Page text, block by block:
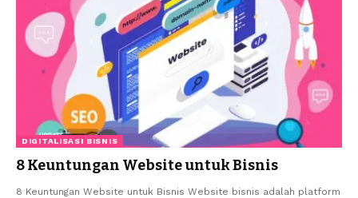
DIGITALISASI BISNIS
8 Keuntungan Website untuk Bisnis
8 Keuntungan Website untuk Bisnis Website bisnis adalah platform